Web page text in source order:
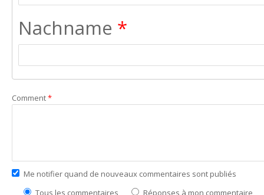
Nachname *
Comment*
Me notifier quand de nouveaux commentaires sont publiés
Tous les commentaires
Réponses à mon commentaire